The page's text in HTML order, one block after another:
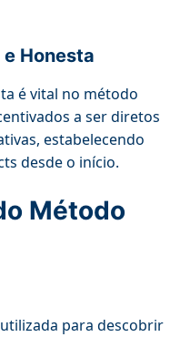
Honesta
é vital no método
a ser diretos
estabelecendo
desde o início.
Método
para descobrir